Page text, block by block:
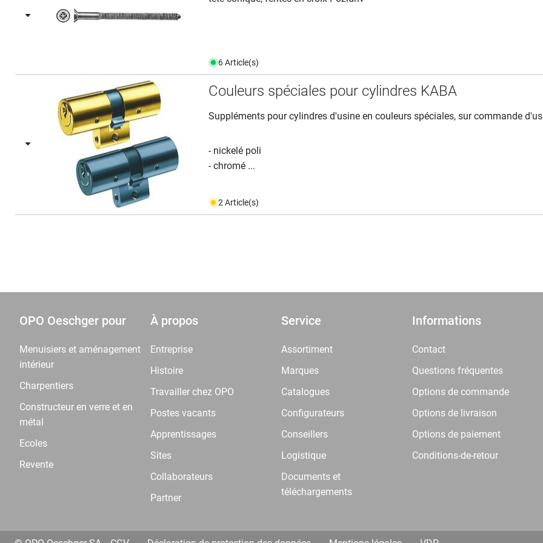
6 Article(s)
Couleurs spéciales pour cylindres KABA
Suppléments pour cylindres d'usine en couleurs spéciales, sur commande
- nickelé poli
- chromé ...
2 Article(s)
OPO Oeschger pour
Menuisiers et aménagement
intérieur
Charpentiers
Constructeur en verre et en
métal
Ecoles
Revente
À propos
Entreprise
Histoire
Travailler chez OPO
Postes vacants
Apprentissages
Sites
Collaborateurs
Partner
Service
Assortiment
Marques
Catalogues
Configurateurs
Conseillers
Logistique
Documents et
téléchargements
Informations
Contact
Questions fréquentes
Options de commande
Options de livraison
Options de paiement
Conditions-de-retour